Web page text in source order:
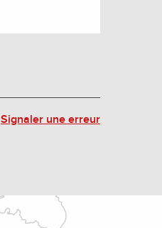
Signaler une erreur